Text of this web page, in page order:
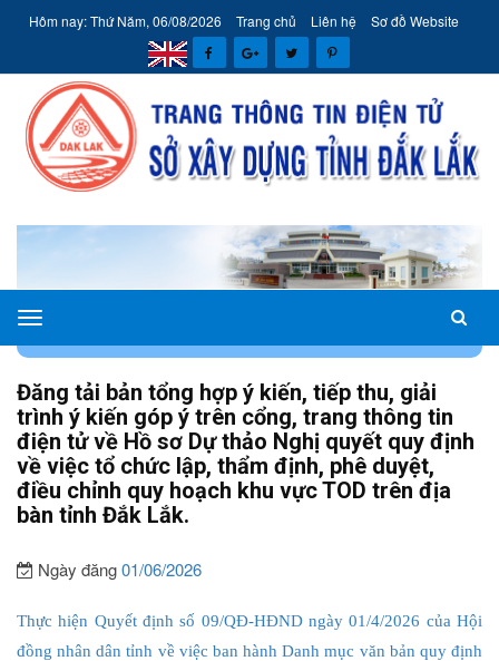
Hôm nay: Thứ Năm, 06/08/2026 Trang chủ Liên hệ Sơ đồ Website
Sở
Xây
dựng
tỉnh
Đắk
Lắk
Đăng tải bản tổng hợp ý kiến, tiếp thu, giải
trình ý kiến góp ý trên cổng, trang thông tin
điện tử về Hồ sơ Dự thảo Nghị quyết quy định
về việc tổ chức lập, thẩm định, phê duyệt,
điều chỉnh quy hoạch khu vực TOD trên địa
bàn tỉnh Đắk Lắk.
Ngày đăng01/06/2026
Thực hiện Quyết định số 09/QĐ-HĐND ngày 01/4/2026 của Hội
đồng nhân dân tỉnh về việc ban hành Danh mục văn bản quy định